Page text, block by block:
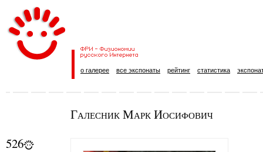
о галерее все экспонаты рейтинг статистика
Галесник Марк Иосифович
526